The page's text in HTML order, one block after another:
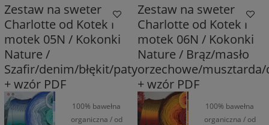
Zestaw na sweter
Charlotte od Kotek i
motek 05N / Kokonki
Nature /
Szafir/denim/błękit/patyna/szmaragd
+ wzór PDF
100% bawełna
organiczna / od
Zestaw na sweter
Charlotte od Kotek i
motek 06N / Kokonki
Nature / Brąz/masło
orzechowe/musztarda/
+ wzór PDF
100% bawełna
organiczna / od